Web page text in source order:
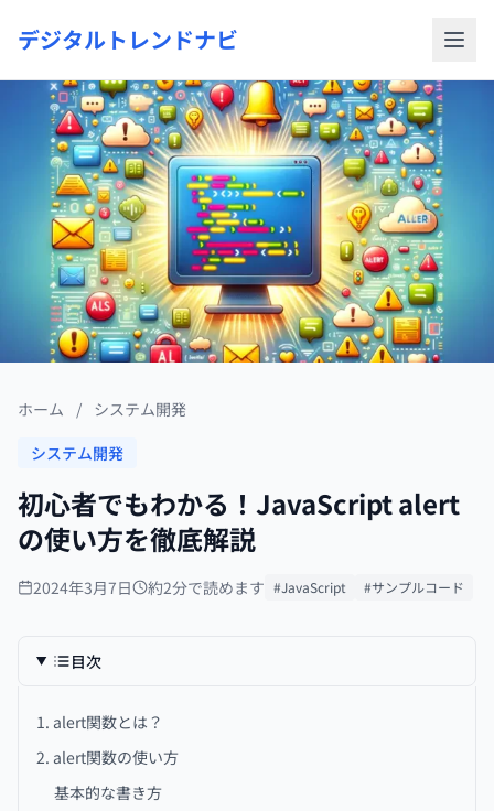
デジタルトレンドナビ
ホーム / システム開発
システム開発
初心者でもわかる！JavaScript alert
の使い方を徹底解説
2024年3月7日 約2分で読めます #JavaScript #サンプルコード
目次
1. alert関数とは？
2. alert関数の使い方
基本的な書き方